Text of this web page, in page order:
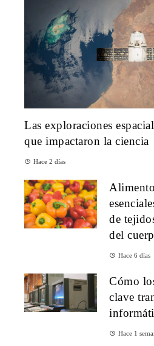
Las exploraciones
que impactaron la ciencia
Hace 2 días
de
del
Hace 6 días
Cómo
clave
Hace 1